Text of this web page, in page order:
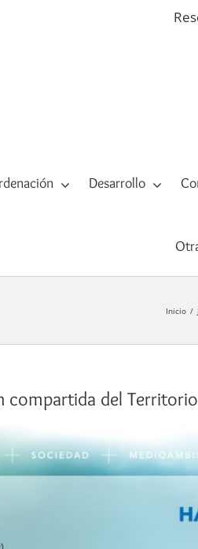
Desarrollo
Inicio
compartida del Territorio